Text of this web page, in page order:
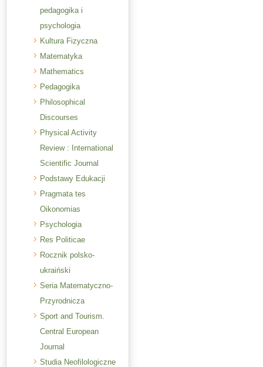
pedagogika i
psychologia
Kultura Fizyczna
Matematyka
Mathematics
Pedagogika
Philosophical
Discourses
Physical Activity
Review : International
Scientific Journal
Podstawy Edukacji
Pragmata tes
Oikonomias
Psychologia
Res Politicae
Rocznik polsko-
ukraiński
Seria Matematyczno-
Przyrodnicza
Sport and Tourism.
Central European
Journal
Studia Neofilologiczne